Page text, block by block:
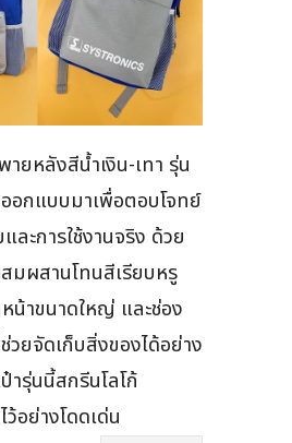
ายหลังสีน้ำเงิน-เทา รุ่น
อกแบบมาเพื่อตอบโจทย์
ละการใช้งานจริง ด้วย
ผสานโทนสีเรียบหรู
น้าขนาดใหญ่ และช่อง
วยจัดเก็บสิ่งของได้อย่าง
ารุ่นนี้สกรีนโลโก้
อย่างโดดเด่น